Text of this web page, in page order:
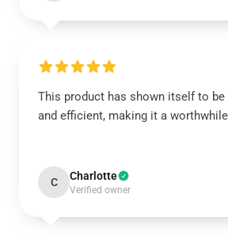
This product has shown itself to be
and efficient, making it a
C Charlotte
Verified owner